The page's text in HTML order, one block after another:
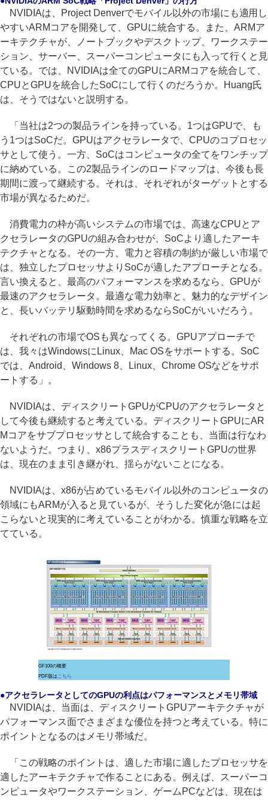
NVIDIAは、Project Denverでモバイル以外の市場にも適用し
やすいARMコアを開発して、GPUに統合する。また、ARMア
ーキテクチャが、ノートブックやデスクトップ、ワークステー
ション、サーバー、スーパーコンピュータにも入って行くと見
ている。では、NVIDIAは全てのGPUにARMコアを統合して、
CPUとGPUを統合したSoCにして行くのだろうか。Huang氏
は、そうではないと説明する。
「当社は2つの製品ラインを持っている。1つはGPUで、も
う1つはSoCだ。GPUはアクセラレータで、CPUのコプロセッ
サとして使う。一方、SoCはコンピュータの全てをワンチップ
に納めている。この2製品ラインのロードマップは、今後も長
期間に渡って継続する。それは、それぞれがターゲットとする
市場が異なるためだ。
消費電力の枠が高いシステムの市場では、高速なCPUとア
クセラレータのGPUの組み合わせが、SoCより適したアーキ
テクチャとなる。その一方、電力と容積の制約が厳しい市場で
は、独立したプロセッサよりSoCが適したアプローチとなる。
言い換えると、最高のパフォーマンスを求めるなら、GPUが
最速のアクセラレータ。最適な電力効率と、魅力的なデザイン
と、長いバッテリ駆動時間を求めるならSoCがいいだろう。
それぞれの市場でOSも異なってくる。GPUアプローチで
は、我々はWindowsにLinux、Mac OSをサポートする。SoC
では、Android、Windows 8、Linux、Chrome OSなどをサポ
ートする」。
NVIDIAは、ディスクリートGPUがCPUのアクセラレータと
して今後も継続すると考えている。ディスクリートGPUにAR
Mコアをサブプロセッサとして統合することも、当面は行なわ
ないようだ。つまり、x86プラスディスクリートGPUの世界
は、現在のまま引き継がれ、揺らがないことになる。
NVIDIAは、x86が占めているモバイル以外のコンピュータの
領域にもARMが入ると見ているが、そうした変化が急には起
こらないと現実的に考えていることがわかる。慎重な戦略を立
てている。
GF100の概要
PDF版は こちら
●アクセラレータとしてのGPUの利点はパフォーマンスとメモリ帯域
NVIDIAは、当面は、ディスクリートGPUアーキテクチャが
パフォーマンス面でさまざまな優位を持つと考えている。特に
ポイントとなるのはメモリ帯域だ。
「この戦略のポイントは、適した市場に適したプロセッサを
適したアーキテクチャで作ることにある。例えば、スーパーコ
ンピュータやワークステーション、ゲームPCなどは、現在は